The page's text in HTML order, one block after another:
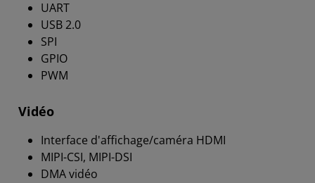
UART
USB 2.0
SPI
GPIO
PWM
Vidéo
Interface d'affichage/caméra HDMI
MIPI-CSI, MIPI-DSI
DMA vidéo